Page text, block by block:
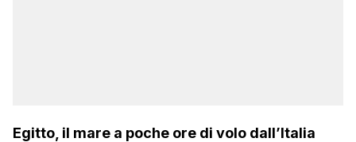
Egitto, il mare a poche ore di volo dall’Italia